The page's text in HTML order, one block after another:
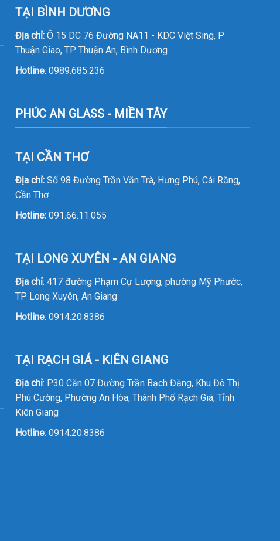
TẠI BÌNH DƯƠNG
Địa chỉ: Ô 15 DC 76 Đường NA11 - KDC Việt Sing, P
Thuận Giao, TP Thuận An, Bình Dương
Hotline:0989.685.236
PHÚC AN GLASS - MIỀN TÂY
TẠI CẦN THƠ
Địa chỉ: Số 98 Đường Trần Văn Trà, Hưng Phú, Cái Răng,
Cần Thơ
Hotline: 091.66.11.055
TẠI LONG XUYÊN - AN GIANG
Địa chỉ: 417 đường Phạm Cự Lượng, phường Mỹ Phước,
TP Long Xuyên, An Giang
Hotline:0914.20.8386
TẠI RẠCH GIÁ - KIÊN GIANG
Địa chỉ: P30 Căn 07 Đường Trần Bạch Đằng, Khu Đô Thị
Phú Cường, Phường An Hòa, Thành Phố Rạch Giá, Tỉnh
Kiên Giang
Hotline:0914.20.8386